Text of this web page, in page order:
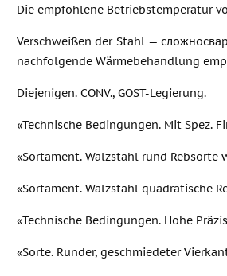
Die empfohlene Betriebstemperatur
Verschweißen der Stahl —
nachfolgende Wärmebehandlung
Diejenigen. CONV., GOST-Legierung.
«Technische Bedingungen. Mit Spez.
«Sortament. Walzstahl rund Rebsorte
«Sortament. Walzstahl quadratische
«Technische Bedingungen. Hohe
«Sorte. Runder, geschmiedeter